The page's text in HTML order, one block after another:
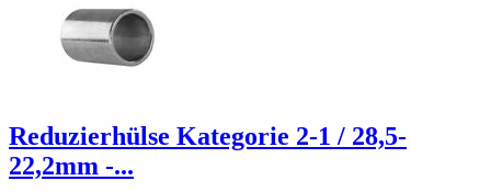
Reduzierhülse Kategorie 2-1 / 28,5-
22,2mm -...